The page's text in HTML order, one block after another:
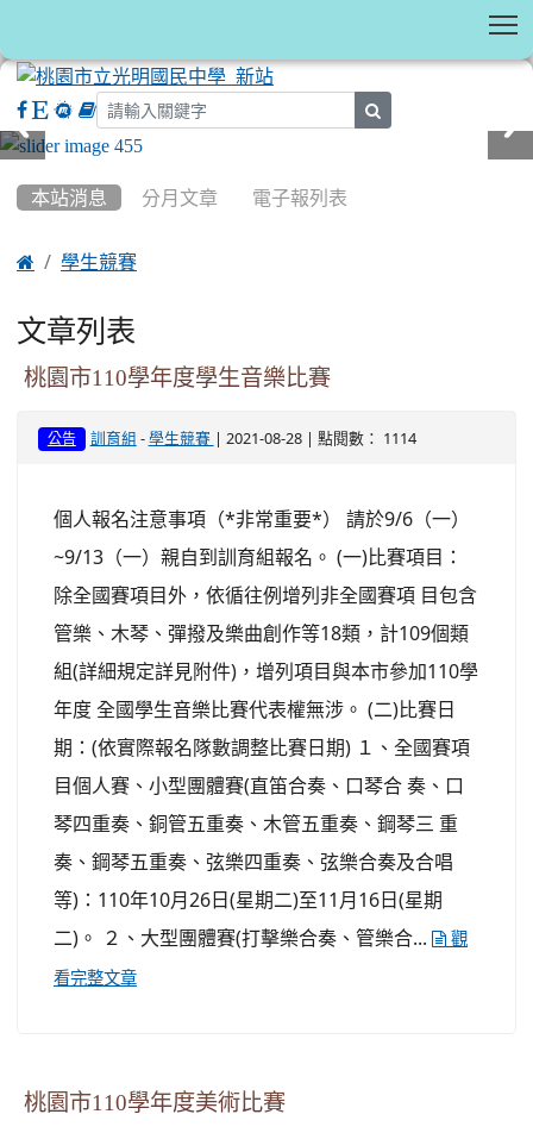
本站消息 分月文章 電子報列表
 學生競賽
文章列表
桃園市110學年度學生音樂比賽
公告 訓育組 - 學生競賽 | 2021-08-28 | 點閱數： 1114
個人報名注意事項（*非常重要*） 請於9/6（一）
~9/13（一）親自到訓育組報名。 (一)比賽項目：
除全國賽項目外，依循往例增列非全國賽項 目包含
管樂、木琴、彈撥及樂曲創作等18類，計109個類
組(詳細規定詳見附件)，增列項目與本市參加110學
年度 全國學生音樂比賽代表權無涉。 (二)比賽日
期：(依實際報名隊數調整比賽日期) １、全國賽項
目個人賽、小型團體賽(直笛合奏、口琴合 奏、口
琴四重奏、銅管五重奏、木管五重奏、鋼琴三 重
奏、鋼琴五重奏、弦樂四重奏、弦樂合奏及合唱
等)：110年10月26日(星期二)至11月16日(星期
二)。 ２、大型團體賽(打擊樂合奏、管樂合...
觀
看完整文章
桃園市110學年度美術比賽